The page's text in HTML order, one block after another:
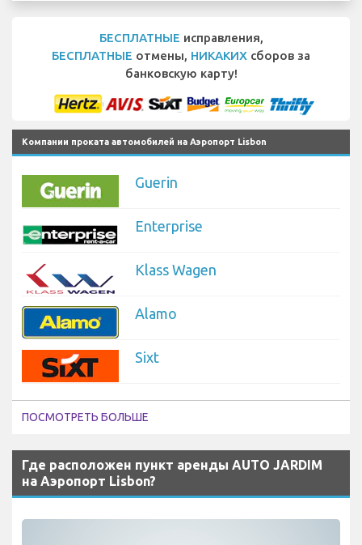
БЕСПЛАТНЫЕ исправления,
БЕСПЛАТНЫЕ отмены, НИКАКИХ сборов за
банковскую карту!
Компании проката автомобилей на Аэропорт Lisbon
Guerin
Enterprise
Klass Wagen
Alamo
Sixt
ПОСМОТРЕТЬ БОЛЬШЕ
Где расположен пункт аренды AUTO JARDIM
на Аэропорт Lisbon?